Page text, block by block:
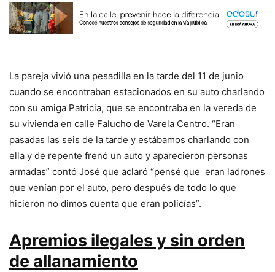
La pareja vivió una pesadilla en la tarde del 11 de junio
cuando se encontraban estacionados en su auto charlando
con su amiga Patricia, que se encontraba en la vereda de
su vivienda en calle Falucho de Varela Centro. “Eran
pasadas las seis de la tarde y estábamos charlando con
ella y de repente frenó un auto y aparecieron personas
armadas” contó José que aclaró “pensé que eran ladrones
que venían por el auto, pero después de todo lo que
hicieron no dimos cuenta que eran policías”.
Apremios ilegales y sin orden
de allanamiento